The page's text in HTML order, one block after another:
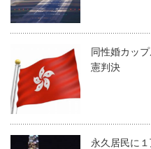
同性婚カッ
憲判決
永久居民に